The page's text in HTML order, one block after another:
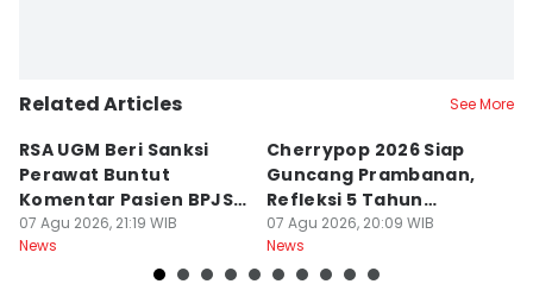
Related Articles See More
RSA UGM Beri Sanksi
Perawat Buntut
Komentar Pasien BPJS
di Medsos
07 Agu 2026, 21:19 WIB
News
Cherrypop 2026 Siap
Guncang Prambanan,
Refleksi 5 Tahun
Perjalanan
07 Agu 2026, 20:09 WIB
News